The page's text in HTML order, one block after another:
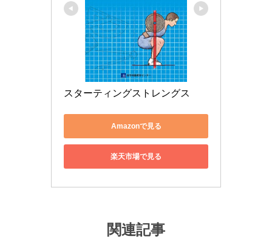
スターティングストレングス
Amazonで見る
楽天市場で見る
関連記事